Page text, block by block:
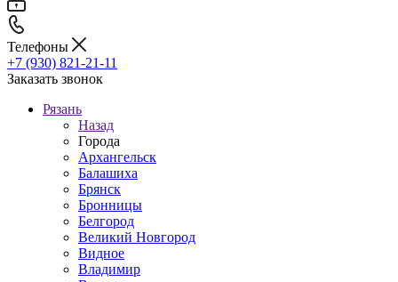
Телефоны
+7 (930) 821-21-11
Заказать звонок
Рязань
Назад
Города
Архангельск
Балашиха
Брянск
Бронницы
Белгород
Великий Новгород
Видное
Владимир